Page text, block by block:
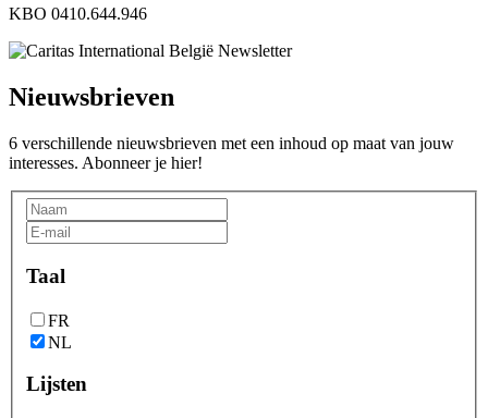
KBO 0410.644.946
Nieuwsbrieven
6 verschillende nieuwsbrieven met een inhoud op maat van jouw
interesses. Abonneer je hier!
Taal
FR
NL
Lijsten